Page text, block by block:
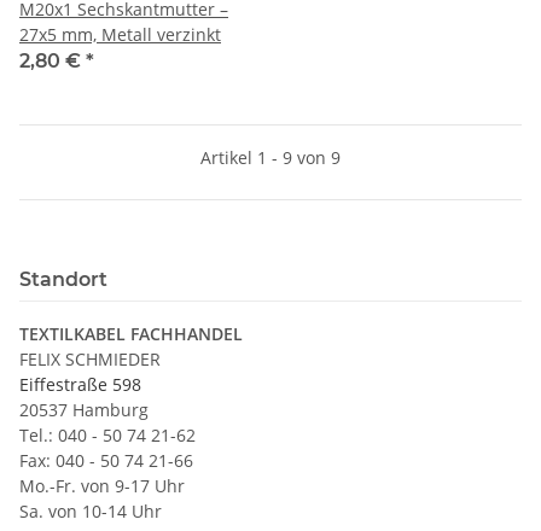
M20x1 Sechskantmutter –
27x5 mm, Metall verzinkt
2,80 € *
Artikel 1 - 9 von 9
Standort
TEXTILKABEL FACHHANDEL
FELIX SCHMIEDER
Eiffestraße 598
20537 Hamburg
Tel.: 040 - 50 74 21-62
Fax: 040 - 50 74 21-66
Mo.-Fr. von 9-17 Uhr
Sa. von 10-14 Uhr